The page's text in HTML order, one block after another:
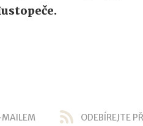
ODEBÍREJTE